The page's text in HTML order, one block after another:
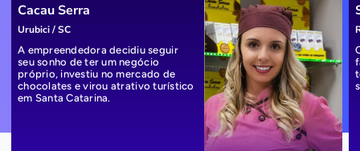
Cacau Serra
Urubici / SC
A empreendedora decidiu seguir
seu sonho de ter um negócio
próprio, investiu no mercado de
chocolates e virou atrativo turístico
em Santa Catarina.